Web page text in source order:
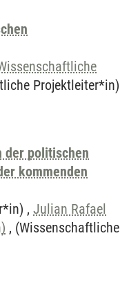
Projektleiter*in)
der politischen
kommenden
, Julian Rafael
, (Wissenschaftliche